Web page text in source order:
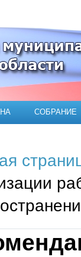
СОБРАНИЕ